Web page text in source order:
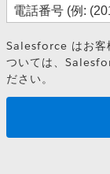
Salesforce はお客
ついては、
ださい。